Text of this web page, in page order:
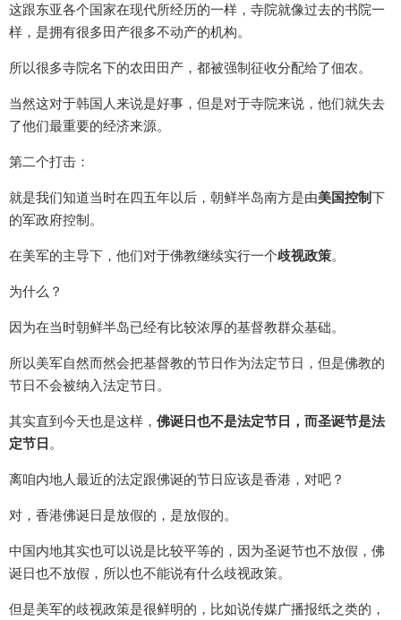
这跟东亚各个国家在现代所经历的一样，寺院就像过去的书院一
样，是拥有很多田产很多不动产的机构。
所以很多寺院名下的农田田产，都被强制征收分配给了佃农。
当然这对于韩国人来说是好事，但是对于寺院来说，他们就失去
了他们最重要的经济来源。
第二个打击：
就是我们知道当时在四五年以后，朝鲜半岛南方是由美国控制下
的军政府控制。
在美军的主导下，他们对于佛教继续实行一个歧视政策。
为什么？
因为在当时朝鲜半岛已经有比较浓厚的基督教群众基础。
所以美军自然而然会把基督教的节日作为法定节日，但是佛教的
节日不会被纳入法定节日。
其实直到今天也是这样， 佛诞日也不是法定节日，而圣诞节是法
定节日。
离咱内地人最近的法定跟佛诞的节日应该是香港，对吧？
对，香港佛诞日是放假的，是放假的。
中国内地其实也可以说是比较平等的，因为圣诞节也不放假，佛
诞日也不放假，所以也不能说有什么歧视政策。
但是美军的歧视政策是很鲜明的，比如说传媒广播报纸之类的，